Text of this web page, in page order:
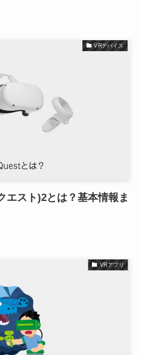
VRデバイス
エスト)2とは？基本情報ま
VRアプリ